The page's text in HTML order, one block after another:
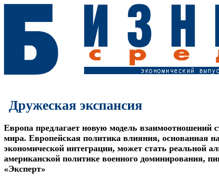
Дружеская экспансия
Европа предлагает новую модель взаимоотношений
мира. Европейская политика влияния, основанная
экономической интеграции, может стать реальной
американской политике военного доминирования,
«Эксперт»